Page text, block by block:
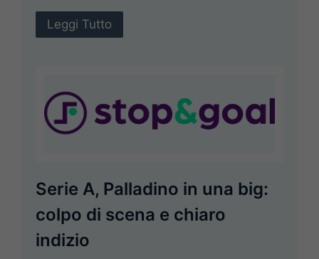
Leggi Tutto
Serie A, Palladino in una big:
colpo di scena e chiaro
indizio